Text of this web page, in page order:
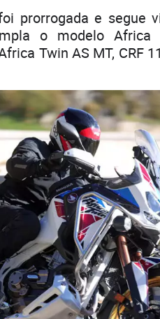
prorrogada e segue
o modelo
Twin AS MT, CRF